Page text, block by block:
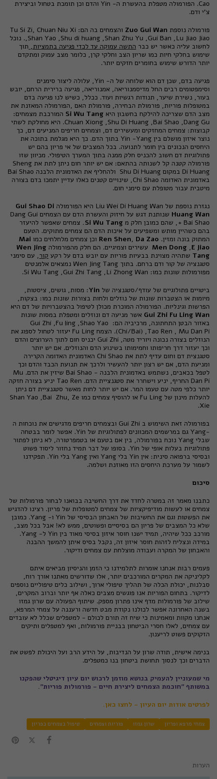
Cao. הפורמולה מטפלת בהעשרת ה- Yin והדם וכן תומכת בטחול וביצירת
צ'י ודם.
פורמולה נוספת Zuo Gui Wan
והצמחים בה הם: Tu Si Zi, Chuan Niu Xi
,Shan Yao ,Shu di huang ,Shan Zhu Yu ,Gui Ban ,Lu Jiao Jiao. נוכל
לחשוב עליה כאשר יש כבר התשה עמוקה עד לכדי פגיעה בתמציות, תוך
שימוש בחלקי חיות כמו שריון הצב וחלקי קרן, כלומר מצב עמוק ומתקדם
יותר הדורש שימוש בחומרים חזקים יותר.
פגיעה בדם, שכן דם הוא שלוחה של ה- Yin, עלולה ליצור סימנים
וסימפטומים רבים החל מדיסמנוריאה, אמנוריאה, פגיעה ברירית הרחם, יובש
בעור, נשירת שיער, תנודות רגשיות ועוד. ככלל, כשיש לנו פגיעה בדם
במטופלות פוריות, פורמולת הבחירה, פורמולת האם ,הפורמולה המאזנת את
מצב הדם שצריכה להילקח בחשבון היא Si Wu Tang המורכבת מצמחים:
Chuan Xiong ,Shu Di Huang ,Bai Shao ,Dang Gu. היא מחולקת לשתי
קבוצות: צמחים המחזקים ומעשירים דם, וצמחים חריפים המניעים דם, כך
נוצר איזון מושלם בין Yin -Yang בתוך הדם. כך היא מגלמת בתוכה את
היחסים הנכונים בין חומר לתנועה. בכל המצבים של אי פריון בהם יש
פתולוגיות דם חשוב להכניס חלק ממנה בתוך המערך הטיפולי. מכיוון שזו
פורמולה קטנה קל לשנותה בהתאם: אם יש יותר חום ניתן לתת את Sheng
Di Huang במקום Shu Di Huang ולהחליף את האדמונית הלבנה Bai Shao
באדמונית האדומה Chi Shao, שינויים קטנים כאלו עדיין יתמכו בדם בצורה
מיטבית עבור מטופלת עם סימני חום.
נגזרת נוספת של Liu Wei Di Huang Wan היא הפורמולה
Gui Shao Di
Huang Wan
שנותנת דגש על חיזוק והעשרת הדם עם הצמחים Dang Gui
+ Bai Shao, שהם כמובן חלק מ
Si Wu Tang. צמחים שאפשר להיעזר
בהם כשהיין מותש ומשפיעים על איכות הדם הם צמחים מתוקים. הטעם
המתוק בונה ומזין.
Ren Shen, Da Zao וכן צמחים מלחלחים כמו Mai
Men Dong ,E Jiao עשירים וצמיגיים. הם חלק מהפורמולה Wen Jing
Tang שתהיה מצוינת בבעיות פוריות עם יובש בדם על רקע קור, עם סימני
סטגנציה של קור ודם ברחם. בתוך Wen Jing Tang נמצאים אלמנטים
מפורמולות שונות כמו: Si Wu Tang ,Gui Zhi Tang ,Li Zhong Wan.
ביטויים פתולוגיים של עודף/סטגנציה של Yin: מסות, גושים, ציסטות,
מיומות או הצטברות שונות של נוזלים ולחות בצורות שונות כמו: בצקות,
הפרשות וגינליות. הפורמולה המוכרת מכולן לטיפול בהצטברויות של דם היא
Gui Zhi Fu Ling Wan אשר מניעה דם ונוזלים ומטפלת במסות שונות
באזור הבטן התחתונה, מרכיביה הם: Gui Zhi ,Fu ling ,Shao Yao
(Chi/Bai) ,Tao Ren , Mu Dan Pi. הצמח Fu Ling יעזור לטחול לספוג את
הנוזלים בצורה נכונה ויוריד מטה, Gui Zhi יכניס חום לתוך הערוצים והדם
וכך יעזור דרך חריפותו וחמימותו בשינוע הדם והנוזלים. אם יש יותר
סטגנצית דם וחום עדיף לתת את Chi Shao האדמונית האדומה הקרירה
ומניעת הדם, אם יש רצון יותר להעשיר ולרכך את תנועת הכבד והדם וכך
לטפל בכאבים, נשתמש באדמונית הלבנה - Bai Shao שיזין את הדם. Mu
Dan Pi החריף, יניע וישחרר את סטגנציית הדם. Tao Ren יניע בצורה חזקה
יותר כלפי מטה עם טעמו המר. אם יש יותר לחות מאשר סטגנציית דם ניתן
להעלות מינון של Fu Ling או להוסיף צמחים כמו Shan Yao ,Bai Zhu, Ze
Xie.
בפורמולה זאת השימוש ב Gui Zhi ובצמחים חריפים מדגישים את נוכחות ה
-Yang גם במרשמים המכוונים לפתולוגיות של Yin. אפשר לומר בבטחה
שבלי Yang נוכח בפורמולה, בין אם בטעם או בטמפרטורה, לא ניתן לפתור
פתולוגיות בעלות אופי של Yin. בסופו של דבר תמיד נחזור ליסוד פשוט
ובסיסי ברפואה סינית: אין Yin בלי Yang ואין Yang בלי Yin. תפקידנו
לשמור על מערכת היחסים הזו מאוזנת ושלמה.
סיכום
כתבנו מאמר זה במטרה לחדד את דרך החשיבה בבואנו לבחור פורמולות של
צמחים או לעשות מודיפיקציות של צמחים למטופלות של פריון. רצינו להדגיש
את הפשטות וגם את החשיבות של האבחון הבסיסי של Yin ו- Yang. כמובן
שלא כל המצבים של פריון הם בסיסיים ופשוטים, ממש לא! אבל בכל מצב,
מורכב ככל שיהיה, תמיד ישנו חוסר איזון בסיסי מאוד בין Yin ל- Yang.
במידה ונצליח לזהות חוסר איזון זה, נקבל בסיס איתן להמשך ההבנה
והאבחון של המקרה ועבודה מוצלחת עם צמחים ודיקור.
פעמים רבות אנחנו אומרות לתלמידנו כי הזמן והניסיון מביאים איתם
לקליניקה את המקרים המורכבים יותר, אלו שדורשים מאתנו אורך רוח,
סבלנות, יכולת הכלה של תהליך טיפולי ארוך, ושילוב כלים טיפוליים נוספים
לדיקור. בתחום הפוריות אנו פוגשים מצבים כאלה אף יותר וברוב המקרים,
שילוב של פורמולות מדף אינו פתרון מספק. שיתוף הפעולה עם שרון גמזו
בשנה האחרונה אפשר לכולנו נקודת מבט חדשה ורעננה על צמחי המרפא,
אנחנו מקוות ומאמינות כי שיח זה תורם לכולם - למטפלים שכלל לא עובדים
עם צמחים, לאלו חסרי הביטחון בבניית פורמולות, ואף למטפלים ותיקים
הזקוקים פשוט לריענון.
בנימה אישית, תודה שרון על הנדיבות, על הידע הרב ועל היכולת לפשט את
הדברים וכך לנסוך תחושת ביטחון בנו כמטפלים.
מי שמעוניין להעמיק בנושא מוזמן לרכוש יום עיון דיגיטלי שהפקנו
במשותף "חוכמת הצמחים ליצירת חיים - פורמולות פוריות".
לפרטים אודות יום העיון - לחצו כאן.
צמחי מרפא ופריון שרון גמזו פוריות וצמחים טיפול בצמחים בפריון
הערות